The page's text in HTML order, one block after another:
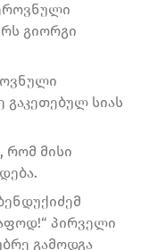
გიორგი
სიას
რომ მისი
პირველი
გამოდგა